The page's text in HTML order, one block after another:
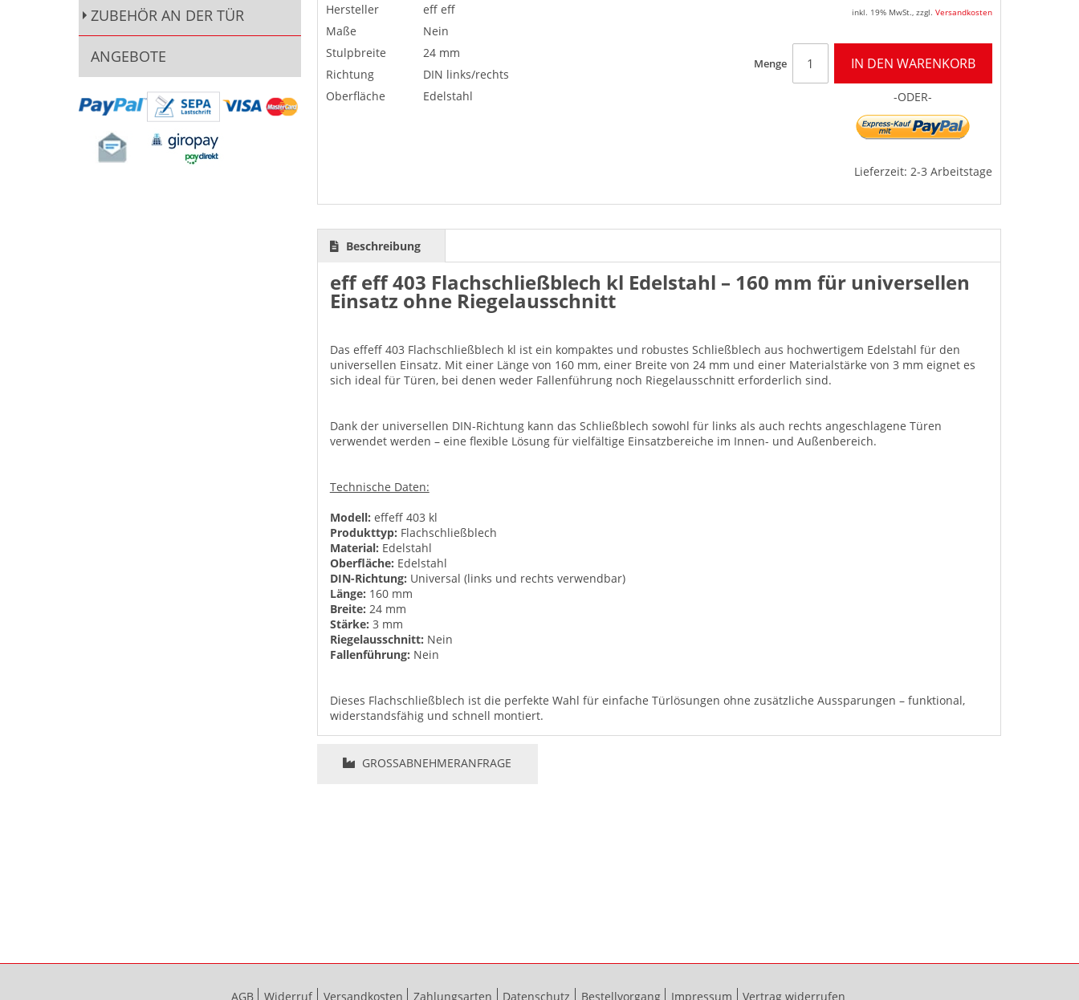
Hersteller
eff eff
Maße
Nein
Stulpbreite
24 mm
Richtung
DIN links/rechts
Oberfläche
Edelstahl
inkl. 19% MwSt. zzgl. Versandkosten
Menge IN DEN WARENKORB
-ODER-
Lieferzeit: 2-3 Arbeitstage
Beschreibung
eff eff 403 Flachschließblech kl Edelstahl – 160 mm für universellen
Einsatz ohne Riegelausschnitt
Das effeff 403 Flachschließblech kl ist ein kompaktes und robustes Schließblech aus hochwertigem Edelstahl für den
universellen Einsatz. Mit einer Länge von 160 mm, einer Breite von 24 mm und einer Materialstärke von 3 mm eignet es
sich ideal für Türen, bei denen weder Fallenführung noch Riegelausschnitt erforderlich sind.
Dank der universellen DIN-Richtung kann das Schließblech sowohl für links als auch rechts angeschlagene Türen
verwendet werden – eine flexible Lösung für vielfältige Einsatzbereiche im Innen- und Außenbereich.
Technische Daten:
Modell: effeff 403 kl
Produkttyp: Flachschließblech
Material: Edelstahl
Oberfläche: Edelstahl
DIN-Richtung: Universal (links und rechts verwendbar)
Länge: 160 mm
Breite: 24 mm
Stärke: 3 mm
Riegelausschnitt: Nein
Fallenführung: Nein
Dieses Flachschließblech ist die perfekte Wahl für einfache Türlösungen ohne zusätzliche Aussparungen – funktional,
widerstandsfähig und schnell montiert.
GROSSABNEHMERANFRAGE
ZUBEHÖR AN DER TÜR
ANGEBOTE
AGB Widerruf Versandkosten Zahlungsarten Datenschutz Bestellvorgang Impressum Vertrag widerrufen